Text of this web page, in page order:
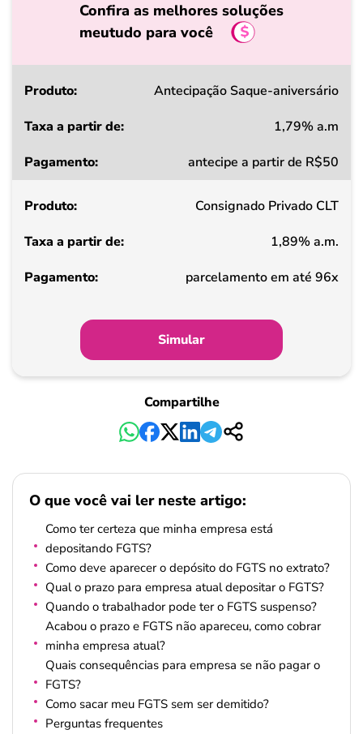
Confira as melhores soluções
meutudo para você
Produto
a
de
Pagamento
Antecipação Saque-aniversário
1,79% a.m
antecipe a partir de R$50
Consignado Privado CLT
1,89% a.m.
parcelamento em até 96x
Simular
Compartilhe
O que você vai ler neste artigo:
Como ter certeza que minha empresa está
depositando FGTS?
Como deve aparecer o depósito do FGTS no extrato?
Qual o prazo para empresa atual depositar o FGTS?
Quando o trabalhador pode ter o FGTS suspenso?
Acabou o prazo e FGTS não apareceu, como cobrar
minha empresa atual?
Quais consequências para empresa se não pagar o
FGTS?
Como sacar meu FGTS sem ser demitido?
Perguntas frequentes